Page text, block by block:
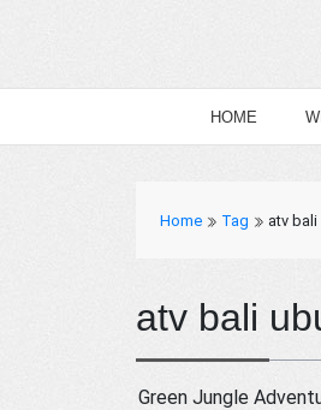
HOME
Home Tag atv bali
atv bali
Green Jungle